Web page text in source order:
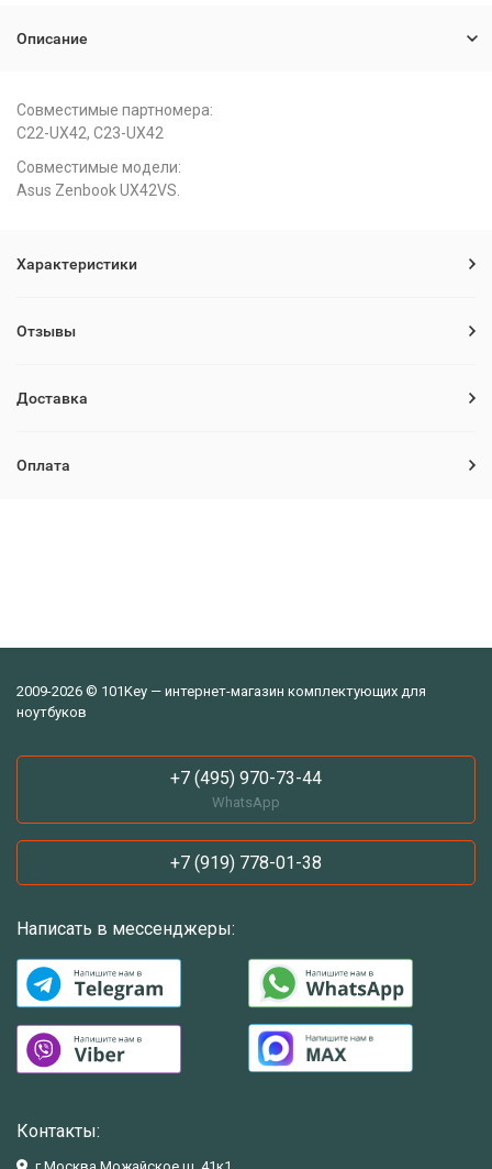
Описание
Совместимые партномера:
C22-UX42, C23-UX42
Совместимые модели:
Asus Zenbook UX42VS.
Характеристики
Отзывы
Доставка
Оплата
2009-2026 © 101Key — интернет-магазин комплектующих для
ноутбуков
+7 (495) 970-73-44
WhatsApp
+7 (919) 778-01-38
Написать в мессенджеры:
Контакты: